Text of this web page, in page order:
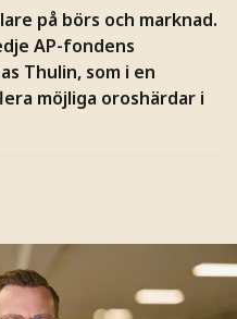
på börs och marknad.
AP-fondens
Thulin, som i en
möjliga oroshärdar i